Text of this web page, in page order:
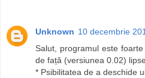
Unknown 10 decembrie
Salut, programul este
de față (versiunea 0.02)
* Psibilitatea de a deschide